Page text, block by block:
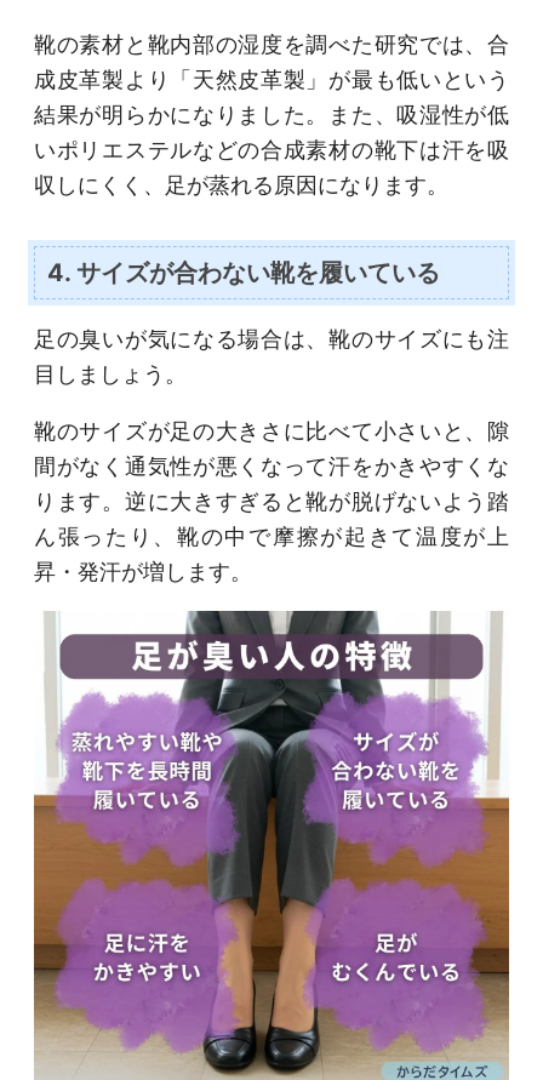
靴の素材と靴内部の湿度を調べた研究では、合
成皮革製より「天然皮革製」が最も低いという
結果が明らかになりました。また、吸湿性が低
いポリエステルなどの合成素材の靴下は汗を吸
収しにくく、足が蒸れる原因になります。
4. サイズが合わない靴を履いている
足の臭いが気になる場合は、靴のサイズにも注
目しましょう。
靴のサイズが足の大きさに比べて小さいと、隙
間がなく通気性が悪くなって汗をかきやすくな
ります。逆に大きすぎると靴が脱げないよう踏
ん張ったり、靴の中で摩擦が起きて温度が上
昇・発汗が増します。